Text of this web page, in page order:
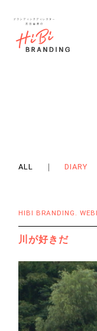
ALL ｜ DIARY
HIBI BRANDING.
川が好きだ